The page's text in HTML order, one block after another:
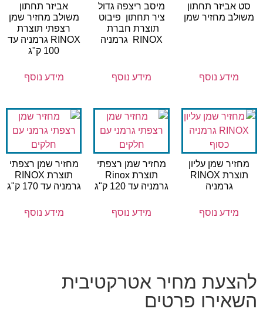
סט אביזר תחתון
משולב מחזיר שמן
מידע נוסף
מיסב ריצפה גדול
ציר תחתון פיבוט
תוצרת חברת
RINOX גרמניה
מידע נוסף
אביזר תחתון
משולב מחזיר שמן
רצפתי תוצרת
RINOX גרמניה עד
100 ק"ג
מידע נוסף
מחזיר שמן עליון
תוצרת RINOX
גרמניה
מידע נוסף
מחזיר שמן רצפתי
תוצרת Rinox
גרמניה עד 120 ק"ג
מידע נוסף
מחזיר שמן רצפתי
תוצרת RINOX
גרמניה עד 170 ק"ג
מידע נוסף
להצעת מחיר אטרקטיבית
השאירו פרטים